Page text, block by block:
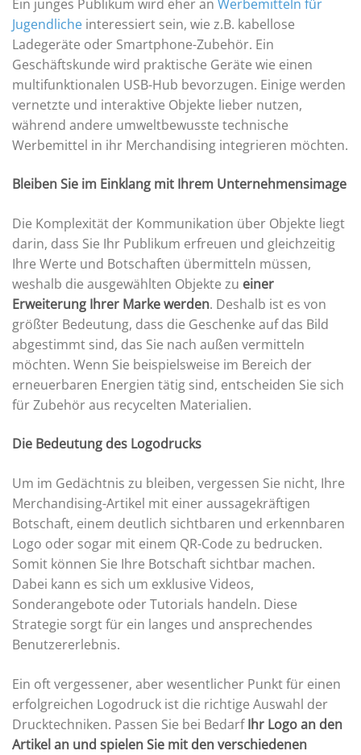
Ein junges Publikum wird eher an Werbemitteln für
Jugendliche interessiert sein, wie z.B. kabellose
Ladegeräte oder Smartphone-Zubehör. Ein
Geschäftskunde wird praktische Geräte wie einen
multifunktionalen USB-Hub bevorzugen. Einige werden
vernetzte und interaktive Objekte lieber nutzen,
während andere umweltbewusste technische
Werbemittel in ihr Merchandising integrieren möchten.
Bleiben Sie im Einklang mit Ihrem Unternehmensimage
Die Komplexität der Kommunikation über Objekte liegt
darin, dass Sie Ihr Publikum erfreuen und gleichzeitig
Ihre Werte und Botschaften übermitteln müssen,
weshalb die ausgewählten Objekte zu einer
Erweiterung Ihrer Marke werden. Deshalb ist es von
größter Bedeutung, dass die Geschenke auf das Bild
abgestimmt sind, das Sie nach außen vermitteln
möchten. Wenn Sie beispielsweise im Bereich der
erneuerbaren Energien tätig sind, entscheiden Sie sich
für Zubehör aus recycelten Materialien.
Die Bedeutung des Logodrucks
Um im Gedächtnis zu bleiben, vergessen Sie nicht, Ihre
Merchandising-Artikel mit einer aussagekräftigen
Botschaft, einem deutlich sichtbaren und erkennbaren
Logo oder sogar mit einem QR-Code zu bedrucken.
Somit können Sie Ihre Botschaft sichtbar machen.
Dabei kann es sich um exklusive Videos,
Sonderangebote oder Tutorials handeln. Diese
Strategie sorgt für ein langes und ansprechendes
Benutzererlebnis.
Ein oft vergessener, aber wesentlicher Punkt für einen
erfolgreichen Logodruck ist die richtige Auswahl der
Drucktechniken. Passen Sie bei BedarfIhr Logo an den
Artikel an und spielen Sie mit den verschiedenen